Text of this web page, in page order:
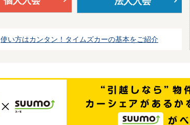
使い方はカンタン！タイムズカーの基本をご紹介